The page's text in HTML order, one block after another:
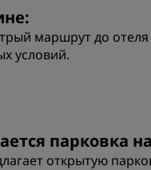
маршрут до отеля
условий.
парковка
открытую